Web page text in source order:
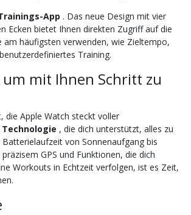
App . Das neue Design mit vier
Ecken bietet Ihnen direkten Zugriff auf die
am häufigsten verwenden, wie Zieltempo,
Training.
um mit Ihnen Schritt zu
die Apple Watch steckt voller
, die dich unterstützt, alles zu
von Sonnenaufgang bis
GPS und Funktionen, die dich
Workouts in Echtzeit verfolgen, ist es Zeit,